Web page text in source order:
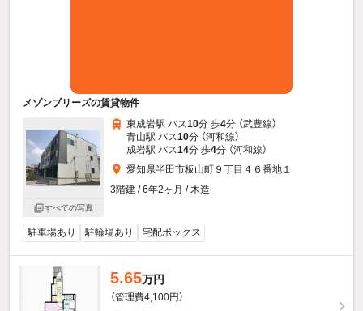
メゾンブリーズの賃貸物件
すべての写真
東成岩駅 バス10分 歩4分 （武豊線）
青山駅 バス10分 （河和線）
成岩駅 バス14分 歩4分 （河和線）
愛知県半田市板山町９丁目４６番地１
3階建 / 6年2ヶ月 / 木造
駐車場あり 駐輪場あり 宅配ボックス
5.65万円
（管理費4,100円）